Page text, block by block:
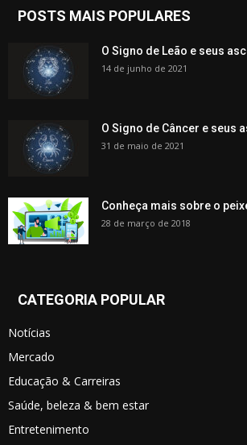
POSTS MAIS POPULARES
O Signo de Leão e seus
14 de junho de 2021
O Signo de Câncer e seus
31 de maio de 2021
Conheça mais sobre o
28 de março de 2018
CATEGORIA POPULAR
Notícias
Mercado
Educação & Carreiras
Saúde, beleza & bem estar
Entretenimento